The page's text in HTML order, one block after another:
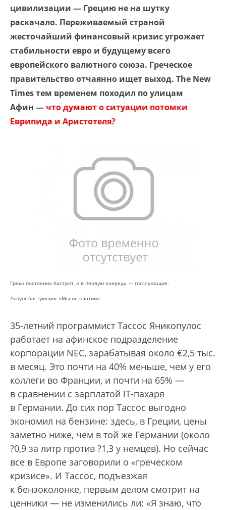
цивилизации — Грецию не на шутку
раскачало. Переживаемый страной
жесточайший финансовый кризис угрожает
стабильности евро и будущему всего
европейского валютного союза. Греческое
правительство отчаянно ищет выход. The New
Times тем временем походил по улицам
Афин — что думают о ситуации потомки
Еврипида и Аристотеля?
Греки постоянно бастуют, и в первую очередь — госслужащие.
Лозунг бастующих: «Мы не платим»
35-летний программист Тассос Яникопулос
работает на афинское подразделение
корпорации NEC, зарабатывая около €2,5 тыс.
в месяц. Это почти на 40% меньше, чем у его
коллеги во Франции, и почти на 65% —
в сравнении с зарплатой IT-пахаря
в Германии. До сих пор Тассос выгодно
экономил на бензине: здесь, в Греции, цены
заметно ниже, чем в той же Германии (около
?0,9 за литр против ?1,3 у немцев). Но сейчас
все в Европе заговорили о «греческом
кризисе». И Тассос, подъезжая
к бензоколонке, первым делом смотрит на
ценники — не изменились ли: «Я знаю, что